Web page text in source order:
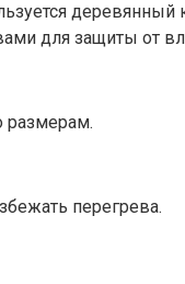
деревянный
для защиты от
размерам.
перегрева.